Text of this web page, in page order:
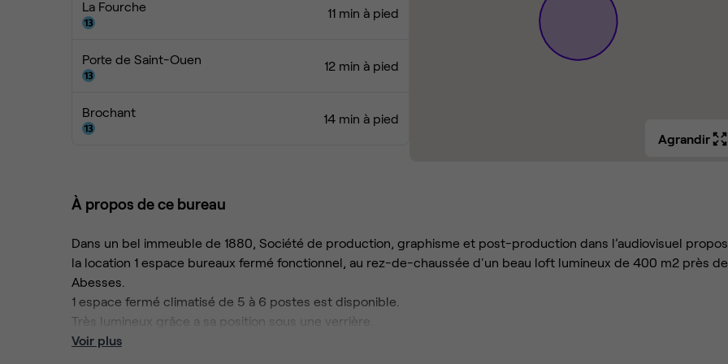
La Fourche 11 min à pied
Porte de Saint-Ouen 12 min à pied
Brochant
14 min à pied
Agrandir
À propos de ce bureau
Dans un bel immeuble de 1880, Société de production, graphisme et post-production dans l’audiovisuel
la location 1 espace bureaux fermé fonctionnel, au rez-de-chaussée d'un beau loft lumineux de 400 m2 près
Abesses.
1 espace fermé climatisé de 5 à 6 postes est disponible.
Très lumineux grâce a sa position sous une verrière.
Proche commerces et métro, Abbesses, Lamarck ou Guy Moquet.
Voir plus